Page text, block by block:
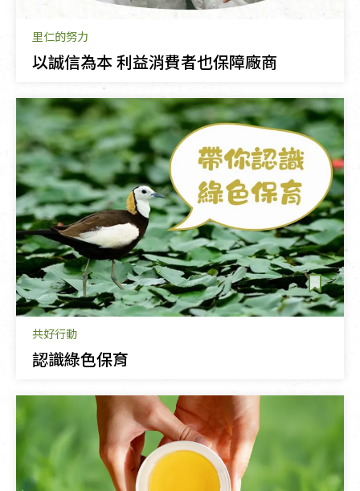
里仁的努力
以誠信為本 利益消費者也保障廠商
共好行動
認識綠色保育